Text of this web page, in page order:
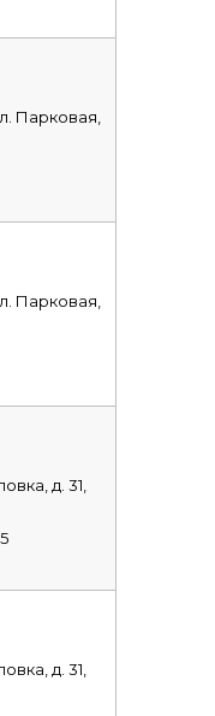
Парковая,
Парковая,
д. 31,
д. 31,